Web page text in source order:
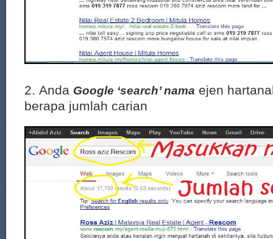
2. Anda Google ‘search’ nama ejen
berapa jumlah carian